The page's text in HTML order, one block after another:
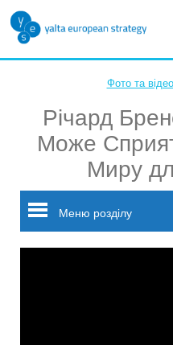
Фото та відео
Річард
Може
Миру
Меню розділу